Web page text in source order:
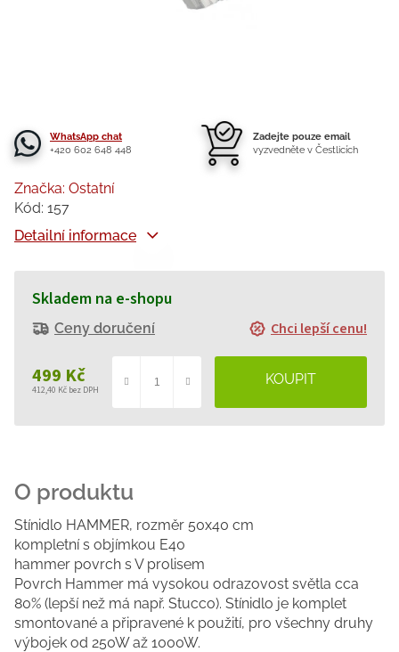
WhatsApp chat
+420 602 648 448
Zadejte pouze email
vyzvedněte v Čestlicích
499 Kč
412,40 Kč bez DPH
cena:
Skladem na e-shopu
Ceny doručení Chci lepší cenu!
Detailní informace
Značka: Ostatní
Kód: 157
Stínidlo HAMMER, rozměr 50x40 cm
kompletní s objímkou E40
hammer povrch s V prolisem
Povrch Hammer má vysokou odrazovost světla cca
80% (lepší než má např. Stucco). Stínidlo je komplet
smontované a připravené k použití, pro všechny druhy
výbojek od 250W až 1000W.